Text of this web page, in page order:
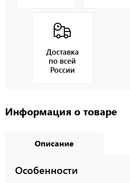
Доставка
по всей
России
Информация о товаре
Описание
Особенности